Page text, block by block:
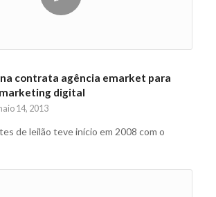
contrata agência emarket para
digital
14, 2013
de leilão teve início em 2008 com o